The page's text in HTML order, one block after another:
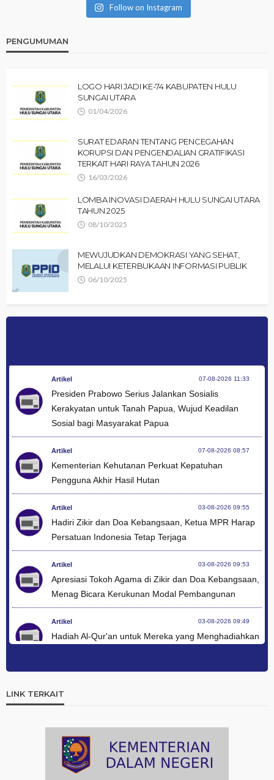
Follow on Instagram
PENGUMUMAN
LOGO HARI JADI KE-74 KABUPATEN HULU
SUNGAI UTARA
01/04/2026
SURAT EDARAN TENTANG PENCEGAHAN
KORUPSI DAN PENGENDALIAN GRATIFIKASI
TERKAIT HARI RAYA TAHUN 2026
16/03/2026
LOMBA INOVASI DAERAH HULU SUNGAI UTARA
TAHUN 2025
08/10/2025
MEWUJUDKAN DEMOKRASI YANG SEHAT,
MELALUI KETERBUKAAN INFORMASI PUBLIK
06/10/2025
Artikel 07-08-2026 11:33
Presiden Prabowo Serius Jalankan Sosialis
Kerakyatan untuk Tanah Papua, Wujud Keadilan
Sosial bagi Masyarakat Papua
Artikel 07-08-2026 08:57
Kementerian Kehutanan Perkuat Kepatuhan
Pengguna Akhir Hasil Hutan
Artikel 03-08-2026 09:55
Hadiri Zikir dan Doa Kebangsaan, Ketua MPR Harap
Persatuan Indonesia Tetap Terjaga
Artikel 03-08-2026 09:53
Apresiasi Tokoh Agama di Zikir dan Doa Kebangsaan,
Menag Bicara Kerukunan Modal Pembangunan
Artikel 03-08-2026 09:49
Hadiah Al-Qur'an untuk Mereka yang Menghadiahkan
Ini Teks Lengkap Doa Kebangsaan Umat Kristen
Protestan di Monas
Artikel
Paduan Suara yang Menyatukan Harapan untuk
Indonesia
LINK TERKAIT